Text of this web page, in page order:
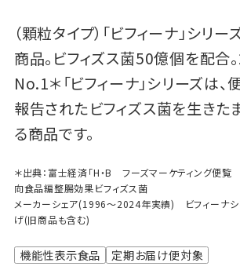
（顆粒タイプ）「ビフィーナ」シリ
商品。ビフィズス菌50億個を配合
No.1＊「ビフィーナ」シリーズは
報告されたビフィズス菌を生きた
る商品です。
＊出典：富士経済「H・B フーズマーケティング便
向食品編整腸効果ビフィズス菌
メーカーシェア(1996～2024年実績) ビフィーナシ
げ(旧商品も含む)
機能性表示食品 定期お届け便対象